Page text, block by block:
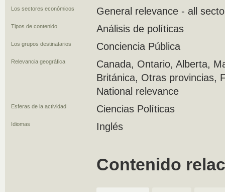
Los sectores económicos General relevance - all
Tipos de contenido Análisis de políticas
Los grupos destinatarios Conciencia Pública
Relevancia geográfica
Canada, Ontario, Alberta,
Británica, Otras provincias,
National relevance
Esferas de la actividad Ciencias Políticas
Idiomas Inglés
Contenido